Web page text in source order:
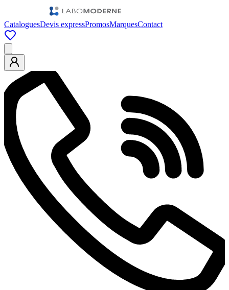
CataloguesDevis expressPromosMarquesContact